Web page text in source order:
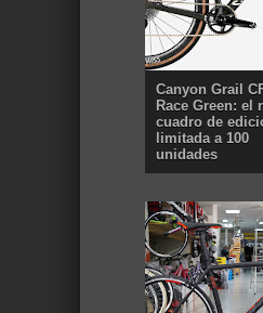
Canyon Grail
Race Green: el
cuadro de
limitada a 100
unidades